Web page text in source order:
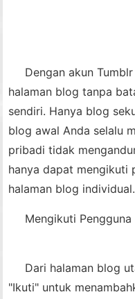
Dengan akun
halaman blog tanpa
sendiri. Hanya blog
blog awal Anda selalu
pribadi tidak
hanya dapat mengikuti
halaman blog individual.
Mengikuti Pengguna
Dari halaman blog
"Ikuti" untuk